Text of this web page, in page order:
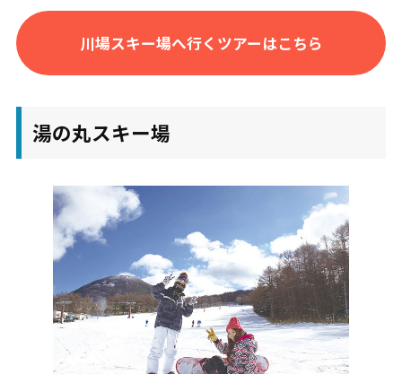
川場スキー場へ行くツアーはこちら
湯の丸スキー場